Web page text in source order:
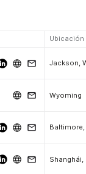
Ubicación
Jackson,
Wyoming
Shanghái,